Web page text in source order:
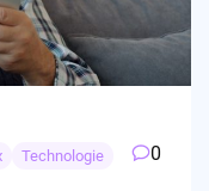
Technologie 0